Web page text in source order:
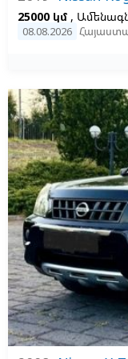
25000 կմ ,
08.08.2026